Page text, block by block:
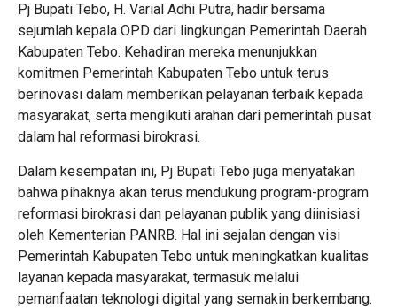
Pj Bupati Tebo, H. Varial Adhi Putra, hadir bersama
sejumlah kepala OPD dari lingkungan Pemerintah Daerah
Kabupaten Tebo. Kehadiran mereka menunjukkan
komitmen Pemerintah Kabupaten Tebo untuk terus
berinovasi dalam memberikan pelayanan terbaik kepada
masyarakat, serta mengikuti arahan dari pemerintah pusat
dalam hal reformasi birokrasi.
Dalam kesempatan ini, Pj Bupati Tebo juga menyatakan
bahwa pihaknya akan terus mendukung program-program
reformasi birokrasi dan pelayanan publik yang diinisiasi
oleh Kementerian PANRB. Hal ini sejalan dengan visi
Pemerintah Kabupaten Tebo untuk meningkatkan kualitas
layanan kepada masyarakat, termasuk melalui
pemanfaatan teknologi digital yang semakin berkembang.